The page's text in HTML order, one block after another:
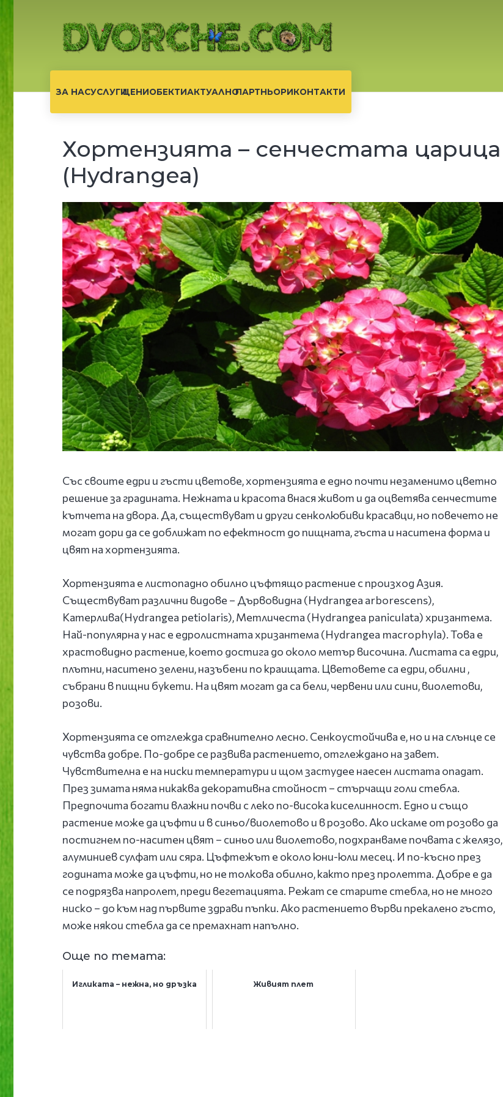
ЗА НАСУСЛУГИЦЕНИОБЕКТИАКТУАЛНОПАРТНЬОРИКОНТАКТИ
Хортензията – сенчестата царица
(Hydrangea)
Със своите едри и гъсти цветове, хортензията е едно почти незаменимо цветно
решение за градината. Нежната и красота внася живот и да оцветява сенчестите
кътчета на двора. Да, съществуват и други сенколюбиви красавци, но повечето не
могат дори да се доближат по ефектност до пищната, гъста и наситена форма и
цвят на хортензията.
Хортензията е листопадно обилно цъфтящо растение с произход Азия.
Съществуват различни видове – Дървовидна (Hydrangea arborescens),
Катерлива(Hydrangea petiolaris), Метличеста (Hydrangea paniculata) хризантема.
Най-популярна у нас е едролистната хризантема (Hydrangea macrophyla). Това е
храстовидно растение, което достига до около метър височина. Листата са едри,
плътни, наситено зелени, назъбени по краищата. Цветовете са едри, обилни ,
събрани в пищни букети. На цвят могат да са бели, червени или сини, виолетови,
розови.
Хортензията се отглежда сравнително лесно. Сенкоустойчива е, но и на слънце се
чувства добре. По-добре се развива растението, отглеждано на завет.
Чувствителна е на ниски температури и щом застудее наесен листата опадат.
През зимата няма никаква декоративна стойност – стърчащи голи стебла.
Предпочита богати влажни почви с леко по-висока киселинност. Едно и също
растение може да цъфти и в синьо/виолетово и в розово. Ако искаме от розово да
постигнем по-наситен цвят – синьо или виолетово, подхранваме почвата с желязо,
алуминиев сулфат или сяра. Цъфтежът е около юни-юли месец. И по-късно през
годината може да цъфти, но не толкова обилно, както през пролетта. Добре е да
се подрязва напролет, преди вегетацията. Режат се старите стебла, но не много
ниско – до към над първите здрави пъпки. Ако растението върви прекалено гъсто,
може някои стебла да се премахнат напълно.
Още по темата:
Игликата – нежна, но дръзка Живият плет